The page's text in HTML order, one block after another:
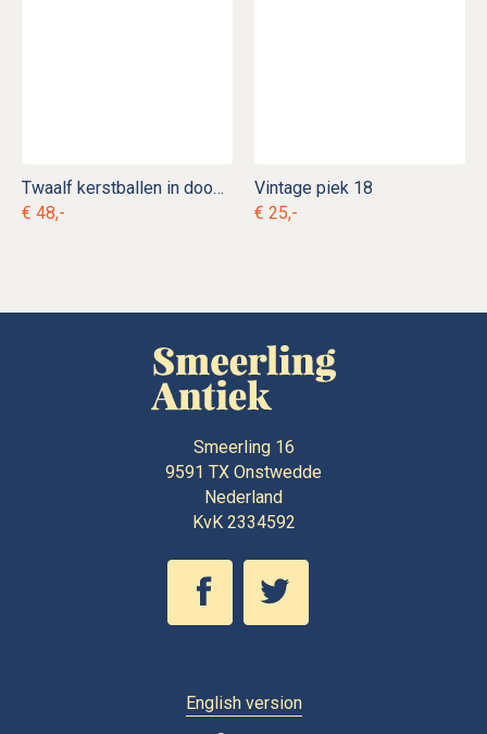
Twaalf kerstballen in doos k. bg 13
€ 48,-
Vintage piek 18
€ 25,-
Smeerling 16
9591 TX Onstwedde
Nederland
KvK 2334592
English version